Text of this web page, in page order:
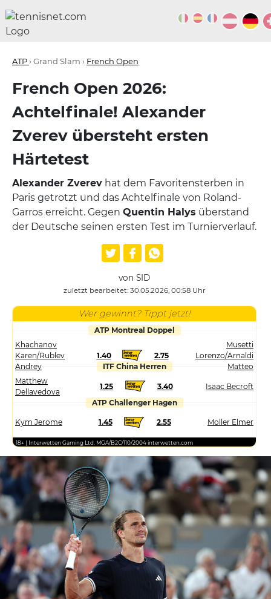
ATP› Grand Slam › French Open
French Open 2026:
Achtelfinale! Alexander
Zverev übersteht ersten
Härtetest
Alexander Zverev hat dem Favoritensterben in
Paris getrotzt und das Achtelfinale von Roland-
Garros erreicht. Gegen Quentin Halys überstand
der Deutsche seinen ersten Test im Turnierverlauf.
von SID
zuletzt bearbeitet: 30.05.2026, 00:58 Uhr
Wer gewinnt? Tippt jetzt!
ATP Montreal Doppel
Khachanov
Karen/Rublev
Andrey
1.40 2.75
Musetti
Lorenzo/Arnaldi
Matteo
ITF China Herren
Matthew
Dellavedova
1.25 3.40
Isaac Becroft
ATP Challenger Hagen
Kym Jerome 1.45 2.55 Moller Elmer
18+ | Interwetten Gaming Ltd. MGA/B2C/110/2004 interwetten.com